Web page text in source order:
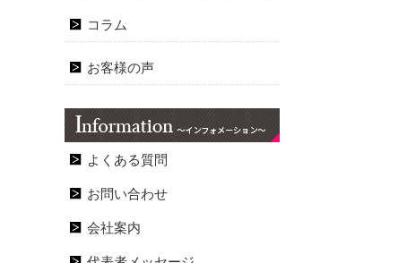
コラム
お客様の声
よくある質問
お問い合わせ
会社案内